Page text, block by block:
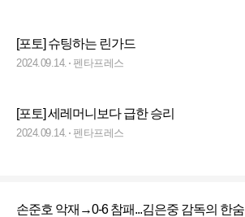
[포토] 슈팅하는 린가드
2024.09.14. 펜타프레스
[포토] 세레머니보다 급한 승리
2024.09.14. 펜타프레스
손준호 악재→0-6 참패...김은중 감독의 한숨